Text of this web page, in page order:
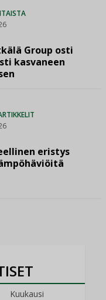
Group osti
kasvaneen
eristys
Kuukausi